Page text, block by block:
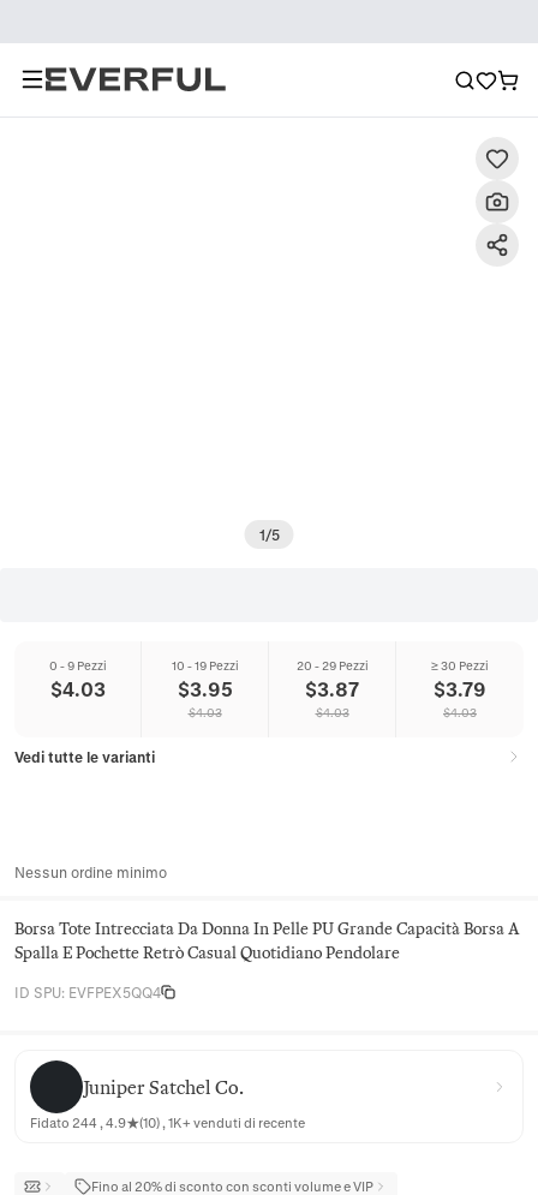
1/5
0 - 9 Pezzi
$4.03
10 - 19 Pezzi
$3.95
$4.03
20 - 29 Pezzi
$3.87
$4.03
≥ 30 Pezzi
$3.79
$4.03
Vedi tutte le varianti
Nessun ordine minimo
Borsa Tote Intrecciata Da Donna In Pelle PU Grande Capacità Borsa A
Spalla E Pochette Retrò Casual Quotidiano Pendolare
ID SPU: EVFPEX5QQ4
Juniper Satchel Co.
Juniper Satchel Co.
Fidato 244 , 4.9★(10) , 1K+ venduti di recente
Fino al 20% di sconto con sconti volume e VIP